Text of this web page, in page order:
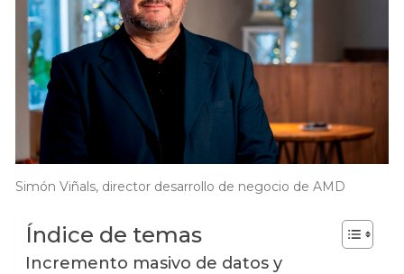
Simón Viñals, director desarrollo de negocio de AMD
Índice de temas
Incremento masivo de datos y